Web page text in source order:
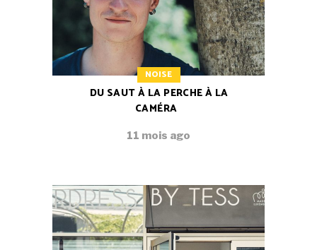
NOISE
DU SAUT À LA PERCHE À LA
CAMÉRA
11 mois ago